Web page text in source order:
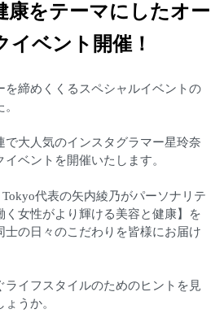
康をテーマにしたオー
イベント開催！
を締めくくるスペシャルイベントの
で大人気のインスタグラマー星玲奈
ベントを開催いたします。
Tokyo代表の矢内綾乃がパーソナリテ
く女性がより輝ける美容と健康】を
士の日々のこだわりを皆様にお届け
ライフスタイルのためのヒントを見
うか。